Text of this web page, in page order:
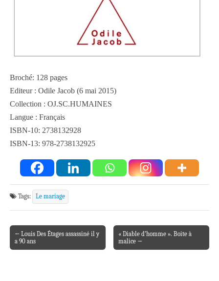
Broché: 128 pages
Editeur : Odile Jacob (6 mai 2015)
Collection : OJ.SC.HUMAINES
Langue : Français
ISBN-10: 2738132928
ISBN-13: 978-2738132925
Tags: Le mariage
Post navigation
← Louis Des Étages assassiné il y
a 90 ans
« Diable d’homme ». Boite à
malice →